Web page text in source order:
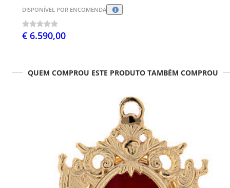
DISPONÍVEL POR ENCOMENDA
€ 6.590,00
QUEM COMPROU ESTE PRODUTO TAMBÉM COMPROU